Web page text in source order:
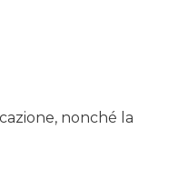
nonché la